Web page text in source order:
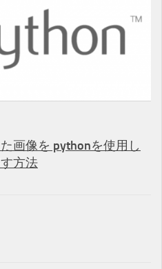
画像を pythonを使用し
方法